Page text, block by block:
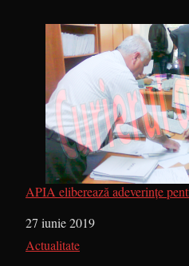
APIA eliberează adeverințe
Dată
27 iunie 2019
În legătură cu
Actualitate